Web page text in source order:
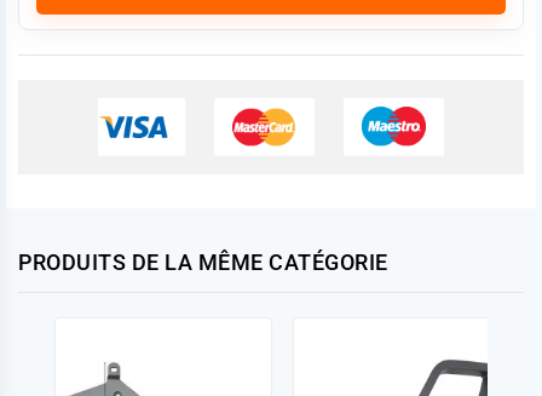
PRODUITS DE LA MÊME CATÉGORIE